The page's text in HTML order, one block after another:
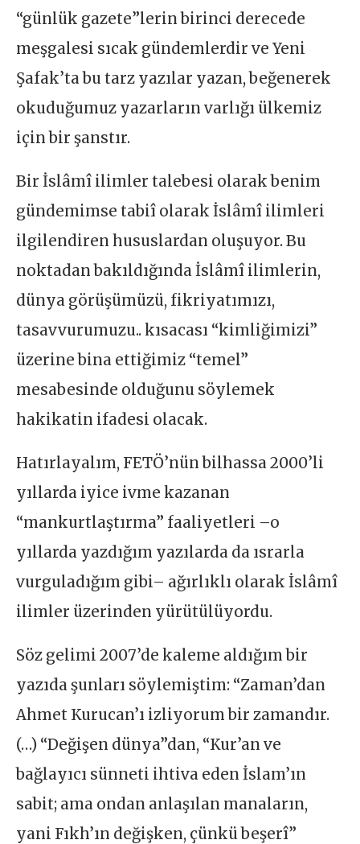
“günlük gazete”lerin birinci derecede
meşgalesi sıcak gündemlerdir ve Yeni
Şafak’ta bu tarz yazılar yazan, beğenerek
okuduğumuz yazarların varlığı ülkemiz
için bir şanstır.
Bir İslâmî ilimler talebesi olarak benim
gündemimse tabiî olarak İslâmî ilimleri
ilgilendiren hususlardan oluşuyor. Bu
noktadan bakıldığında İslâmî ilimlerin,
dünya görüşümüzü, fikriyatımızı,
tasavvurumuzu.. kısacası “kimliğimizi”
üzerine bina ettiğimiz “temel”
mesabesinde olduğunu söylemek
hakikatin ifadesi olacak.
Hatırlayalım, FETÖ’nün bilhassa 2000’li
yıllarda iyice ivme kazanan
“mankurtlaştırma” faaliyetleri –o
yıllarda yazdığım yazılarda da ısrarla
vurguladığım gibi– ağırlıklı olarak İslâmî
ilimler üzerinden yürütülüyordu.
Söz gelimi 2007’de kaleme aldığım bir
yazıda şunları söylemiştim: “Zaman’dan
Ahmet Kurucan’ı izliyorum bir zamandır.
(…) “Değişen dünya”dan, “Kur’an ve
bağlayıcı sünneti ihtiva eden İslam’ın
sabit; ama ondan anlaşılan manaların,
yani Fıkh’ın değişken, çünkü beşerî”